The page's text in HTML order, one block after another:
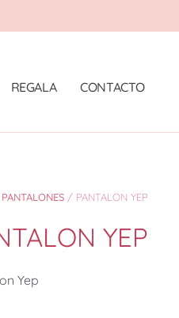
REGALA CONTACTO
PANTALONES / PANTALON YEP
YEP
Yep